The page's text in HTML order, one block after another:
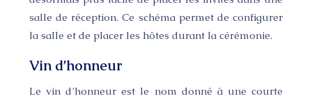
salle de réception. Ce schéma permet de configurer
la salle et de placer les hôtes durant la cérémonie.
Vin d’honneur
Le vin d’honneur est le nom donné à une courte